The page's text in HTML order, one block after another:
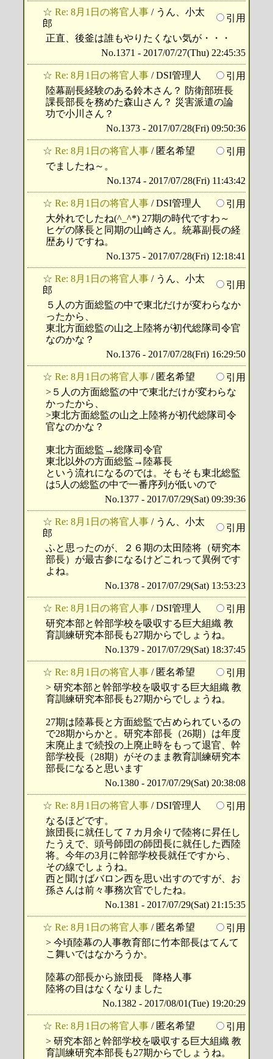
☆ Re: 8月1日の将官人事 / うん、小太
郎
引用
正直、後釜は誰もやりたくない気が・・・
No.1371 - 2017/07/27(Thu) 22:45:35
☆ Re: 8月1日の将官人事 / DSI管理人
引用
陸幕副長経験のある鈴木さん？ 防衛部班長
課長部長を務めた森山さん？ 災害派遣の論
功で小川さん？
No.1373 - 2017/07/28(Fri) 09:50:36
☆ Re: 8月1日の将官人事 / 匿名希望
引用
でましたね～。
No.1374 - 2017/07/28(Fri) 11:43:42
☆ Re: 8月1日の将官人事 / DSI管理人
引用
大外れでしたね(^_^*) 27期の時代ですわ～
ヒゲの隊長と同期の山崎さん。統幕副長の経
歴ありですね。
No.1375 - 2017/07/28(Fri) 12:18:41
☆ Re: 8月1日の将官人事 / うん、小太
郎
引用
５人の方面総監の中で東北だけが変わらなか
ったから、
東北方面総監の山之上陸将が初代総隊司令官
なのかな？
No.1376 - 2017/07/28(Fri) 16:29:50
☆ Re: 8月1日の将官人事 / 匿名希望
引用
>５人の方面総監の中で東北だけが変わらな
かったから、
>東北方面総監の山之上陸将が初代総隊司令
官なのかな？
東北方面総監→総隊司令官
東北以外の方面総監→陸幕長
という流れになるのでは。そもそも東北総監
は5人の総監の中で一番序列が低いので
No.1377 - 2017/07/29(Sat) 09:39:36
☆ Re: 8月1日の将官人事 / うん、小太
郎
引用
ふと思ったのが、２６期の太田陸将（研究本
部長）が最古参になるけどこれって異例です
よね。
No.1378 - 2017/07/29(Sat) 13:53:23
☆ Re: 8月1日の将官人事 / DSI管理人
引用
研究本部と幹部学校を吸収する巨大組織 教
育訓練研究本部長も27期からでしょうね。
No.1379 - 2017/07/29(Sat) 18:37:45
☆ Re: 8月1日の将官人事 / 匿名希望
引用
> 研究本部と幹部学校を吸収する巨大組織 教
育訓練研究本部長も27期からでしょうね。
27期は陸幕長と方面総監で占められているの
で28期からかと。研究本部長（26期）は年度
末廃止まで続投の上廃止時をもって退官、幹
部学校長（28期）がそのまま教育訓練研究本
部長になると思います
No.1380 - 2017/07/29(Sat) 20:38:08
☆ Re: 8月1日の将官人事 / DSI管理人
引用
なるほどです。
旅団長に就任して７カ月余りで陸将に昇任し
たうえで、頭号師団の師団長に就任した西陸
将。今年の3月に幹部学校長就任ですから、
その線でしょうね。
西と聞けばバロン西を思い出すのですが、お
孫さんは前々事務次官でしたね。
No.1381 - 2017/07/29(Sat) 21:15:35
☆ Re: 8月1日の将官人事 / 匿名希望
引用
> 今頃陸幕の人事教育部に竹本部長はてんて
こ舞いではなかろうか。
陸幕の部長から旅団長 降格人事
陸将の目はなくなりました
No.1382 - 2017/08/01(Tue) 19:20:29
☆ Re: 8月1日の将官人事 / 匿名希望
引用
> 研究本部と幹部学校を吸収する巨大組織 教
育訓練研究本部長も27期からでしょうね。